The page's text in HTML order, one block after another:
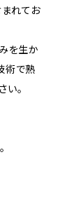
まれてお
を生か
術で熟
い。